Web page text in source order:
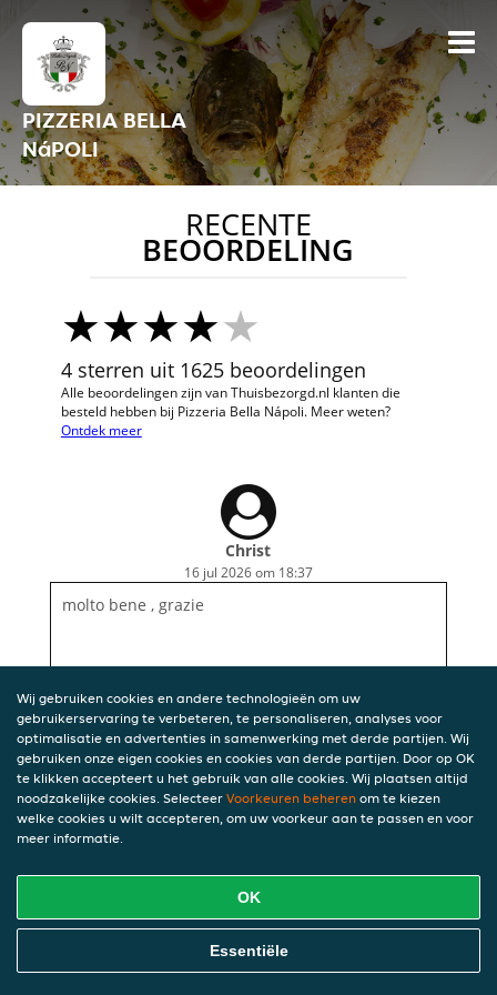
PIZZERIA BELLA
NáPOLI
RECENTE
BEOORDELING
4 sterren uit 1625 beoordelingen
Alle beoordelingen zijn van Thuisbezorgd.nl klanten die
besteld hebben bij Pizzeria Bella Nápoli. Meer weten?
Ontdek meer
Christ
16 jul 2026 om 18:37
molto bene , grazie
Wij gebruiken cookies en andere technologieën om uw
gebruikerservaring te verbeteren, te personaliseren, analyses voor
optimalisatie en advertenties in samenwerking met derde partijen. Wij
gebruiken onze eigen cookies en cookies van derde partijen. Door op OK
te klikken accepteert u het gebruik van alle cookies. Wij plaatsen altijd
noodzakelijke cookies. Selecteer Voorkeuren beheren om te kiezen
welke cookies u wilt accepteren, om uw voorkeur aan te passen en voor
meer informatie.
OK
Essentiële